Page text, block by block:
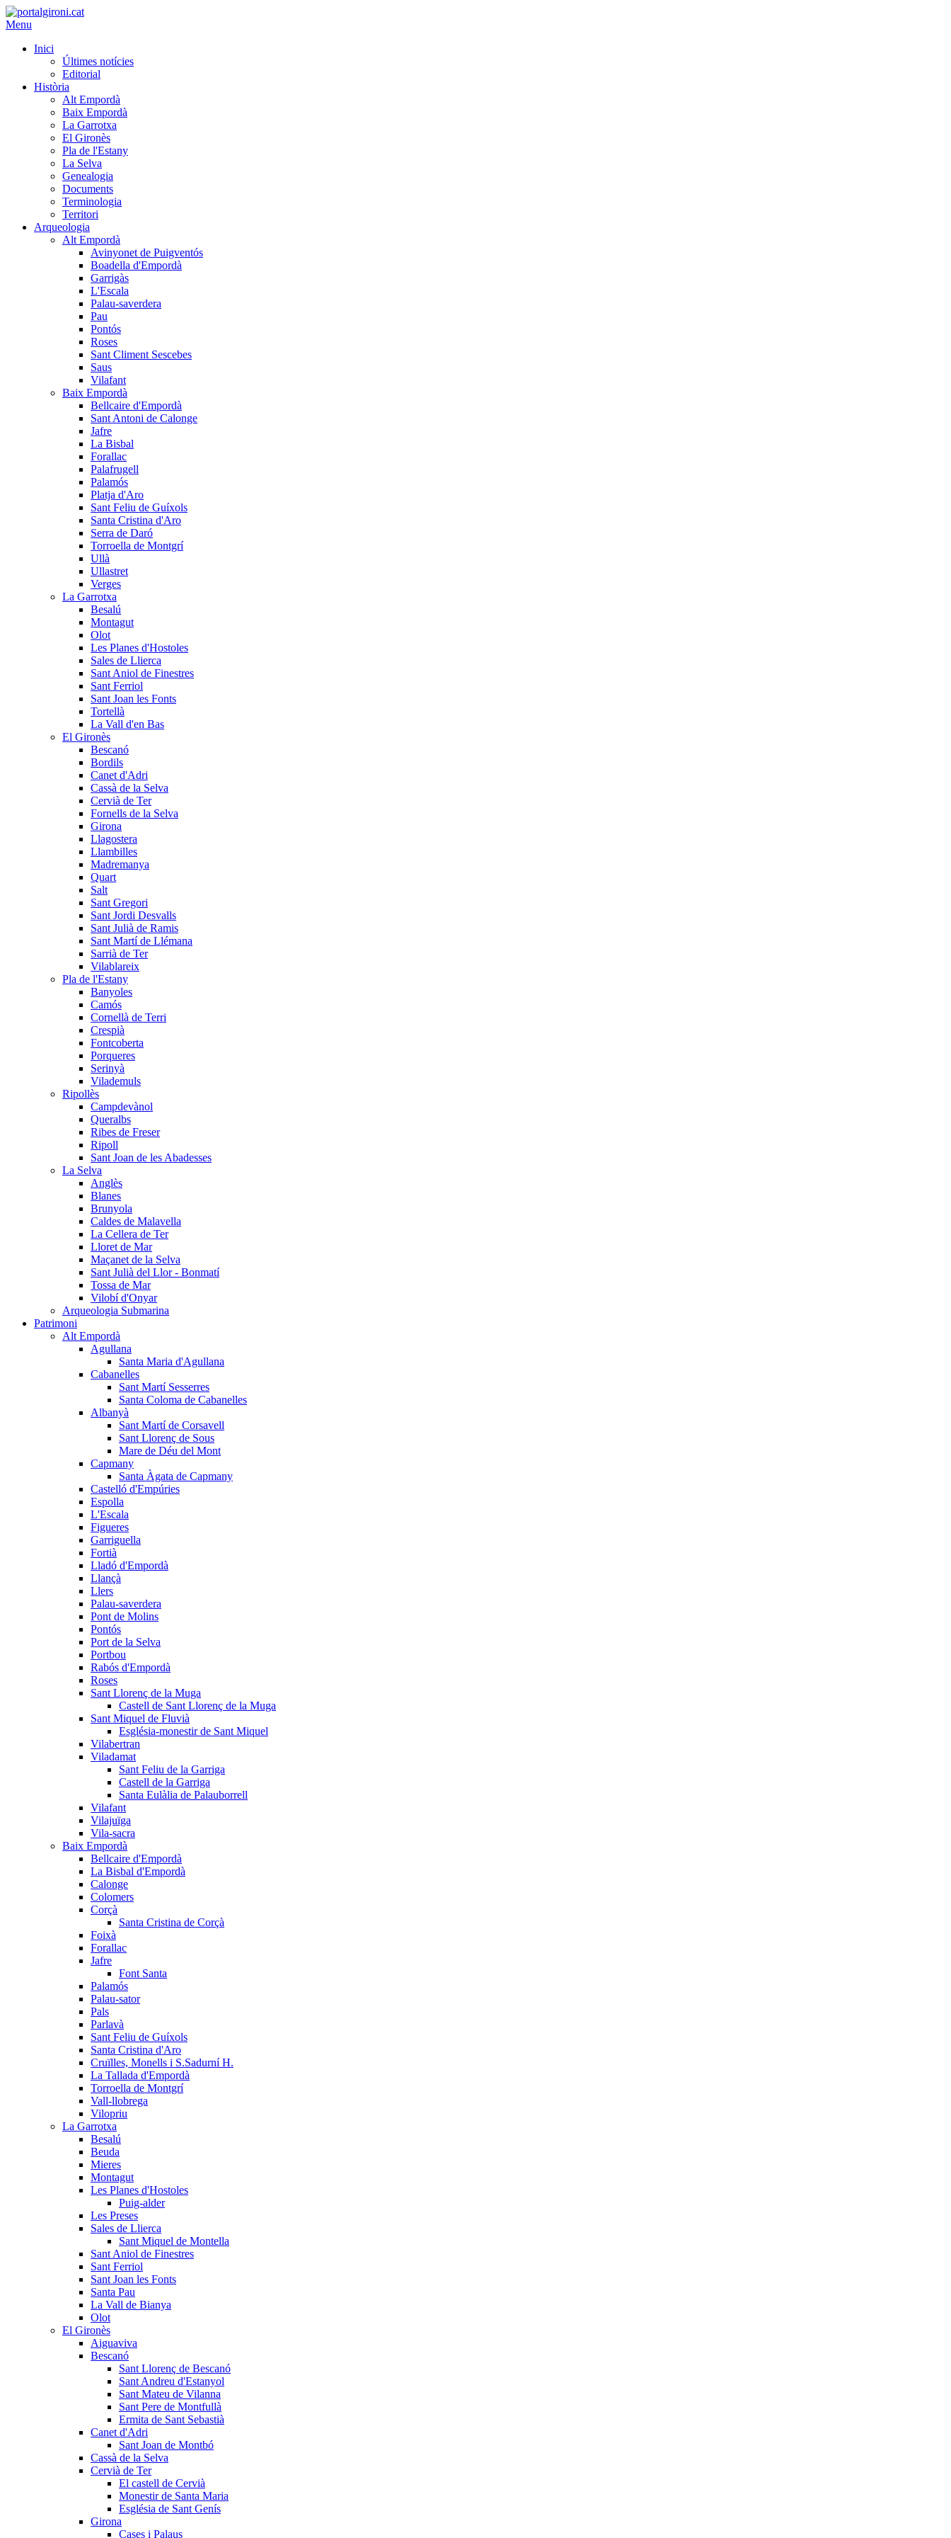
Menu
Inici
Últimes notícies
Editorial
Història
Alt Empordà
Baix Empordà
La Garrotxa
El Gironès
Pla de l'Estany
La Selva
Genealogia
Documents
Terminologia
Territori
Arqueologia
Alt Empordà
Avinyonet de Puigventós
Boadella d'Empordà
Garrigàs
L'Escala
Palau-saverdera
Pau
Pontós
Roses
Sant Climent Sescebes
Saus
Vilafant
Baix Empordà
Bellcaire d'Empordà
Sant Antoni de Calonge
Jafre
La Bisbal
Forallac
Palafrugell
Palamós
Platja d'Aro
Sant Feliu de Guíxols
Santa Cristina d'Aro
Serra de Daró
Torroella de Montgrí
Ullà
Ullastret
Verges
La Garrotxa
Besalú
Montagut
Olot
Les Planes d'Hostoles
Sales de Llierca
Sant Aniol de Finestres
Sant Ferriol
Sant Joan les Fonts
Tortellà
La Vall d'en Bas
El Gironès
Bescanó
Bordils
Canet d'Adri
Cassà de la Selva
Cervià de Ter
Fornells de la Selva
Girona
Llagostera
Llambilles
Madremanya
Quart
Salt
Sant Gregori
Sant Jordi Desvalls
Sant Julià de Ramis
Sant Martí de Llémana
Sarrià de Ter
Vilablareix
Pla de l'Estany
Banyoles
Camós
Cornellà de Terri
Crespià
Fontcoberta
Porqueres
Serinyà
Vilademuls
Ripollès
Campdevànol
Queralbs
Ribes de Freser
Ripoll
Sant Joan de les Abadesses
La Selva
Anglès
Blanes
Brunyola
Caldes de Malavella
La Cellera de Ter
Lloret de Mar
Maçanet de la Selva
Sant Julià del Llor - Bonmatí
Tossa de Mar
Vilobí d'Onyar
Arqueologia Submarina
Patrimoni
Alt Empordà
Agullana
Santa Maria d'Agullana
Cabanelles
Sant Martí Sesserres
Santa Coloma de Cabanelles
Albanyà
Sant Martí de Corsavell
Sant Llorenç de Sous
Mare de Déu del Mont
Capmany
Santa Àgata de Capmany
Castelló d'Empúries
Espolla
L'Escala
Figueres
Garriguella
Fortià
Lladó d'Empordà
Llançà
Llers
Palau-saverdera
Pont de Molins
Pontós
Port de la Selva
Portbou
Rabós d'Empordà
Roses
Sant Llorenç de la Muga
Castell de Sant Llorenç de la Muga
Sant Miquel de Fluvià
Església-monestir de Sant Miquel
Vilabertran
Viladamat
Sant Feliu de la Garriga
Castell de la Garriga
Santa Eulàlia de Palauborrell
Vilafant
Vilajuïga
Vila-sacra
Baix Empordà
Bellcaire d'Empordà
La Bisbal d'Empordà
Calonge
Colomers
Corçà
Santa Cristina de Corçà
Foixà
Forallac
Jafre
Font Santa
Palamós
Palau-sator
Pals
Parlavà
Sant Feliu de Guíxols
Santa Cristina d'Aro
Cruïlles, Monells i S.Sadurní H.
La Tallada d'Empordà
Torroella de Montgrí
Vall-llobrega
Vilopriu
La Garrotxa
Besalú
Beuda
Mieres
Montagut
Les Planes d'Hostoles
Puig-alder
Les Preses
Sales de Llierca
Sant Miquel de Montella
Sant Aniol de Finestres
Sant Ferriol
Sant Joan les Fonts
Santa Pau
La Vall de Bianya
Olot
El Gironès
Aiguaviva
Bescanó
Sant Llorenç de Bescanó
Sant Andreu d'Estanyol
Sant Mateu de Vilanna
Sant Pere de Montfullà
Ermita de Sant Sebastià
Canet d'Adri
Sant Joan de Montbó
Cassà de la Selva
Cervià de Ter
El castell de Cervià
Monestir de Santa Maria
Església de Sant Genís
Girona
Cases i Palaus